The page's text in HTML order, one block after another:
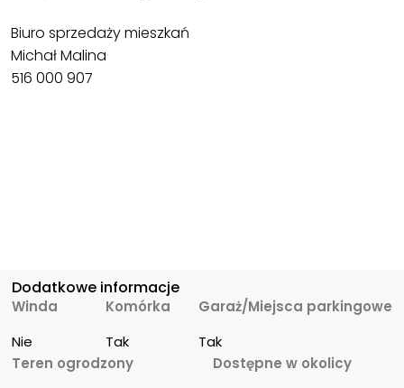
Biuro sprzedaży mieszkań
Michał Malina
516 000 907
Dodatkowe informacje
Winda
Nie
Komórka
Tak
Garaż/Miejsca parkingowe
Tak
Teren ogrodzony
Dostępne w okolicy